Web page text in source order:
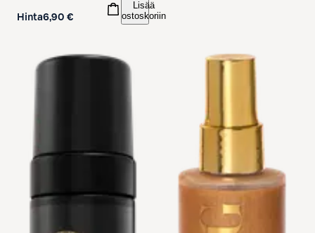
Hinta6,90 €
Lisää
ostoskoriin